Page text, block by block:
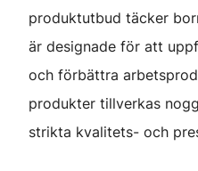
produktutbud täcker
är designade för att
och förbättra
produkter tillverkas
strikta kvalitets- och